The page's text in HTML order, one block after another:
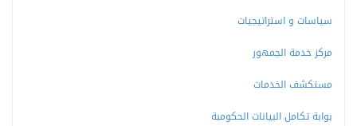
سياسات و استراتيجيات
مركز خدمة الجمهور
مستكشف الخدمات
بوابة تكامل البيانات الحكومبة